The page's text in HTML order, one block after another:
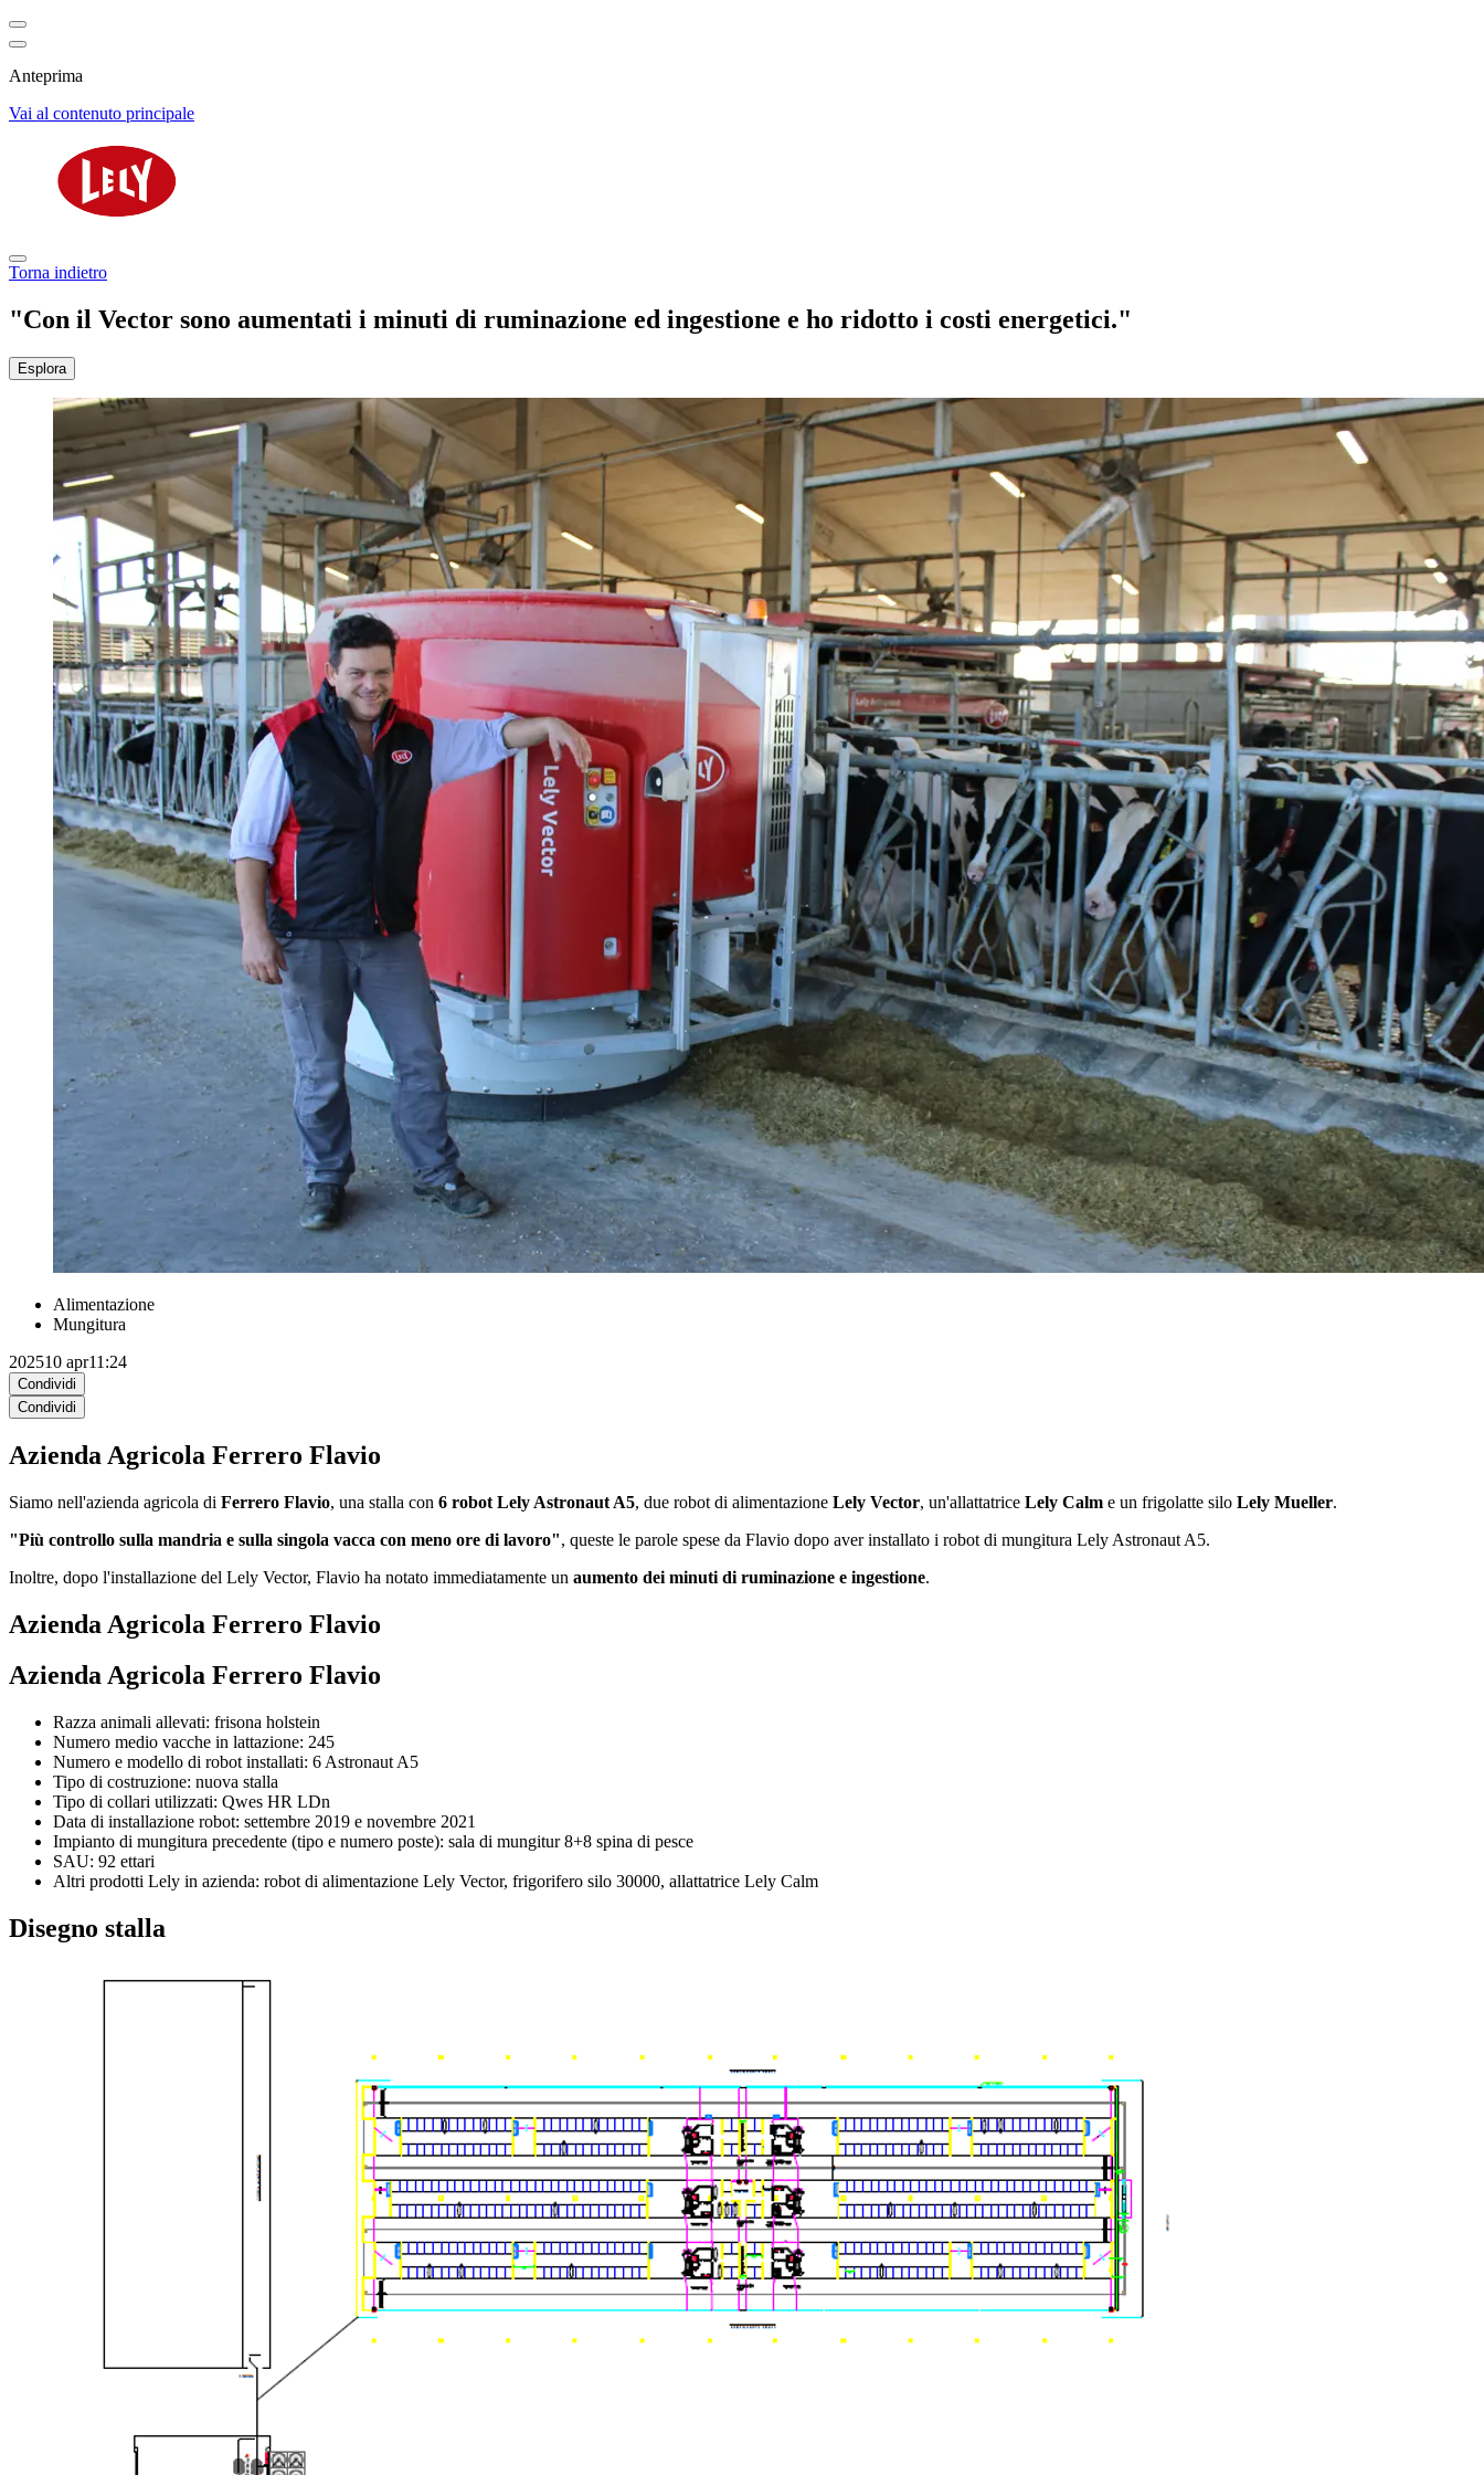
Anteprima
Vai al contenuto principale
Torna indietro
"Con il Vector sono aumentati i minuti di ruminazione ed ingestione e ho ridotto i costi energetici."
Esplora
Alimentazione
Mungitura
202510 apr11:24
Condividi
Condividi
Azienda Agricola Ferrero Flavio
Siamo nell'azienda agricola di Ferrero Flavio, una stalla con 6 robot Lely Astronaut A5, due robot di alimentazione Lely Vector, un'allattatrice Lely Calm e un frigolatte silo Lely Mueller.
"Più controllo sulla mandria e sulla singola vacca con meno ore di lavoro", queste le parole spese da Flavio dopo aver installato i robot di mungitura Lely Astronaut A5.
Inoltre, dopo l'installazione del Lely Vector, Flavio ha notato immediatamente un aumento dei minuti di ruminazione e ingestione.
Azienda Agricola Ferrero Flavio
Azienda Agricola Ferrero Flavio
Razza animali allevati: frisona holstein
Numero medio vacche in lattazione: 245
Numero e modello di robot installati: 6 Astronaut A5
Tipo di costruzione: nuova stalla
Tipo di collari utilizzati: Qwes HR LDn
Data di installazione robot: settembre 2019 e novembre 2021
Impianto di mungitura precedente (tipo e numero poste): sala di mungitur 8+8 spina di pesce
SAU: 92 ettari
Altri prodotti Lely in azienda: robot di alimentazione Lely Vector, frigorifero silo 30000, allattatrice Lely Calm
Disegno stalla